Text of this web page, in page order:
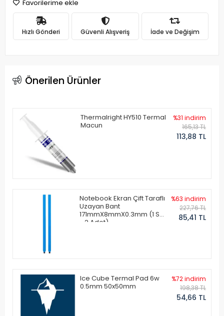
Favorilerime ekle
Hızlı Gönderi Güvenli Alışveriş İade ve Değişim
Önerilen Ürünler
Thermalright HY510 Termal
Macun
%31 indirim
165,13 TL
113,88 TL
Notebook Ekran Çift Taraflı
Uzayan Bant
171mmX8mmX0.3mm (1 Set
- 2 Adet)
%63 indirim
227,76 TL
85,41 TL
Ice Cube Termal Pad 6w
0.5mm 50x50mm
%72 indirim
198,38 TL
54,66 TL